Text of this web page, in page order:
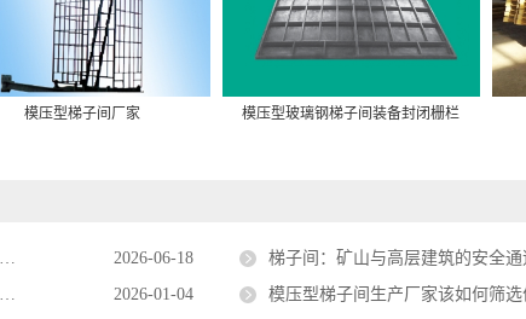
模压型梯子间厂家 模压型玻璃钢梯子间装备封闭栅栏
2026-06-18 梯子间：矿山与高层建筑的安全
2026-01-04 模压型梯子间生产厂家该如何筛选优